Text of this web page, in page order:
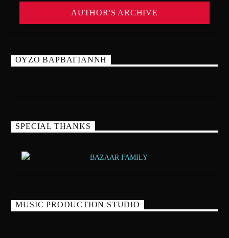
AUTHOR'S ARCHIVE
ΟΥΖΟ ΒΑΡΒΑΓΙΑΝΝΗ
SPECIAL THANKS
MUSIC PRODUCTION STUDIO